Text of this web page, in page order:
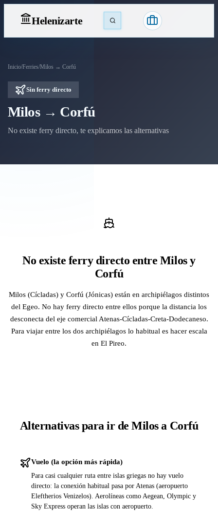
Helenizarte
Inicio/Ferries/Milos → Corfú
Sin ferry directo
Milos → Corfú
No existe ferry directo, te explicamos las alternativas
No existe ferry directo entre Milos y
Corfú
Milos (Cícladas) y Corfú (Jónicas) están en archipiélagos distintos
del Egeo. No hay ferry directo entre ellos porque la distancia los
desconecta del eje comercial Atenas-Cícladas-Creta-Dodecaneso.
Para viajar entre los dos archipiélagos lo habitual es hacer escala
en El Pireo.
Alternativas para ir de Milos a Corfú
Vuelo (la opción más rápida)
Para casi cualquier ruta entre islas griegas no hay vuelo
directo: la conexión habitual pasa por Atenas (aeropuerto
Eleftherios Venizelos). Aerolíneas como Aegean, Olympic y
Sky Express operan las islas con aeropuerto.